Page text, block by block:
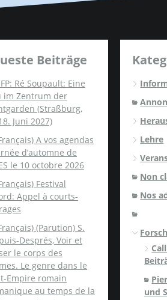
Beiträge
Ré Soupault: Eine
im Zentrum der
(Straßburg,
Juni 2027)
A vos agendas
d’automne de
le 10 octobre 2026
Festival
Appel à courts-
(Parution) S.
Després, Voir et
le corps des
Le genre dans le
Empire romain
au temps de la
Lehre
Non
Nos
und